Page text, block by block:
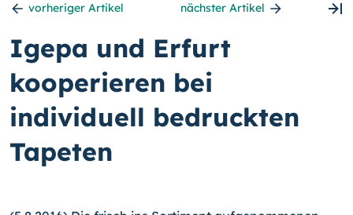
vorheriger Artikel nächster Artikel
Igepa und Erfurt
kooperieren bei
individuell bedruckten
Tapeten